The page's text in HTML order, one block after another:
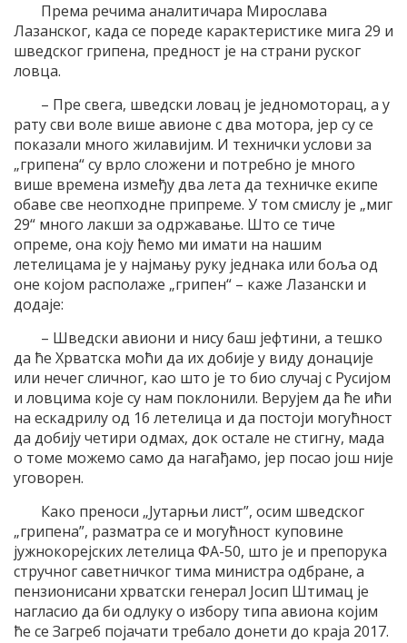
Према речима аналитичара Мирослава
Лазанског, када се пореде карактеристике мига 29 и
шведског грипена, предност је на страни руског
ловца.
– Пре свега, шведски ловац је једномоторац, а у
рату сви воле више авионе с два мотора, јер су се
показали много жилавијим. И технички услови за
„грипена“ су врло сложени и потребно је много
више времена између два лета да техничке екипе
обаве све неопходне припреме. У том смислу је „миг
29“ много лакши за одржавање. Што се тиче
опреме, она коју ћемо ми имати на нашим
летелицама је у најмању руку једнака или боља од
оне којом располаже „грипен“ – каже Лазански и
додаје:
– Шведски авиони и нису баш јефтини, а тешко
да ће Хрватска моћи да их добије у виду донације
или нечег сличног, као што је то био случај с Русијом
и ловцима које су нам поклонили. Верујем да ће ићи
на ескадрилу од 16 летелица и да постоји могућност
да добију четири одмах, док остале не стигну, мада
о томе можемо само да нагађамо, јер посао још није
уговорен.
Како преноси „Јутарњи лист”, осим шведског
„грипена”, разматра се и могућност куповине
јужнокорејских летелица ФА-50, што је и препорука
стручног саветничког тима министра одбране, а
пензионисани хрватски генерал Јосип Штимац је
нагласио да би одлуку о избору типа авиона којим
ће се Загреб појачати требало донети до краја 2017.